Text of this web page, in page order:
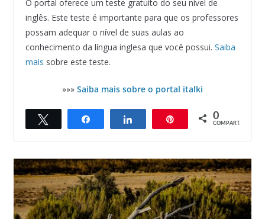
O portal oferece um teste gratuito do seu nível de
inglês. Este teste é importante para que os professores
possam adequar o nível de suas aulas ao
conhecimento da língua inglesa que você possui. Saiba
mais sobre este teste.
»»» Saiba mais sobre o portal italki
Compartilhar Compartilhar 0
COMPART.